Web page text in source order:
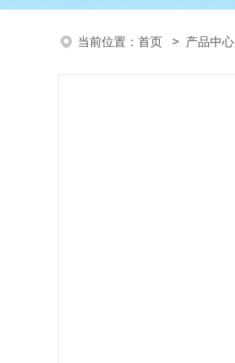
当前位置： 首页 > 产品中心